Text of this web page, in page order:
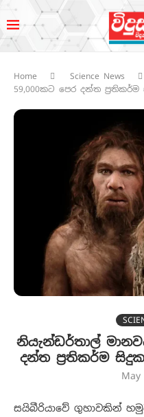
Home Science News
59,000කට පෙර දන්ත
නියැන්ඩර්තාල්
දන්ත ප්‍රතිකර්ම
සයිබීරියාවේ ගුහාවකින්